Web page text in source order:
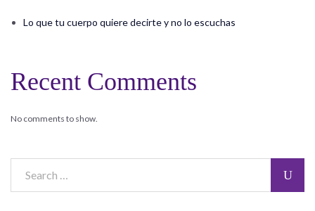
Lo que tu cuerpo quiere decirte y no lo escuchas
Recent Comments
No comments to show.